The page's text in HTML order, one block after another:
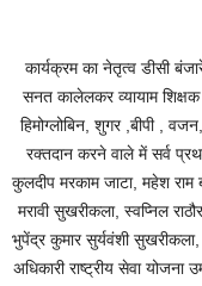
कार्यक्रम का नेतृत्व डीसी
सनत कालेलकर व्यायाम
हिमोग्लोबिन, शुगर ,बीपी ,
रक्तदान करने वाले में सर्व
कुलदीप मरकाम जाटा, महेश राम
मरावी सुखरीकला, स्वप्निल
भुपेंद्र कुमार सुर्यवंशी
अधिकारी राष्ट्रीय सेवा